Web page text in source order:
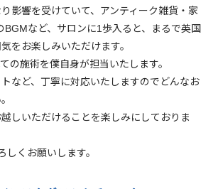
影響を受けていて、アンティーク雑貨・家
BGMなど、サロンに1歩入ると、まるで英国
をお楽しみいただけます。
の施術を僕自身が担当いたします。
など、丁寧に対応いたしますのでどんなお
しいただけることを楽しみにしておりま
しくお願いします。